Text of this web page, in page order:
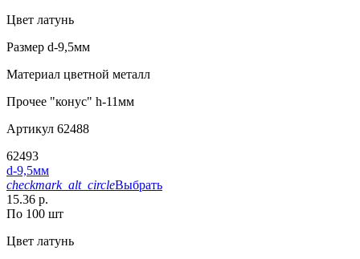
Цвет латунь
Размер d-9,5мм
Материал цветной металл
Прочее "конус" h-11мм
Артикул 62488
62493
d-9,5мм
checkmark_alt_circleВыбрать
15.36 р.
По 100 шт
Цвет латунь